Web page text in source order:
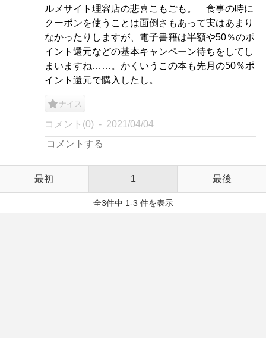
ルメサイト理容店の悲喜こもごも。 食事の時に
クーポンを使うことは面倒さもあって実はあまり
なかったりしますが、電子書籍は半額や50％のポ
イント還元などの基本キャンペーン待ちをしてし
まいますね……。かくいうこの本も先月の50％ポ
イント還元で購入したし。
ナイス
コメント(0) 2021/04/04
最初 1 最後
全3件中 1-3 件を表示